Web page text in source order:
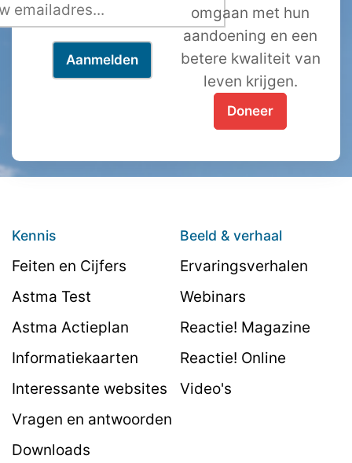
omgaan met hun
aandoening en een
betere kwaliteit van
leven krijgen.
Doneer
Kennis
Feiten en Cijfers
Astma Test
Astma Actieplan
Informatiekaarten
Interessante websites
Vragen en antwoorden
Downloads
Beeld & verhaal
Ervaringsverhalen
Webinars
Reactie! Magazine
Reactie! Online
Video's